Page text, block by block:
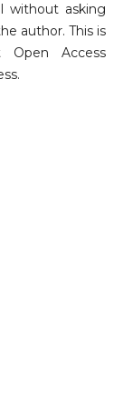
without asking
author. This is
Open Access